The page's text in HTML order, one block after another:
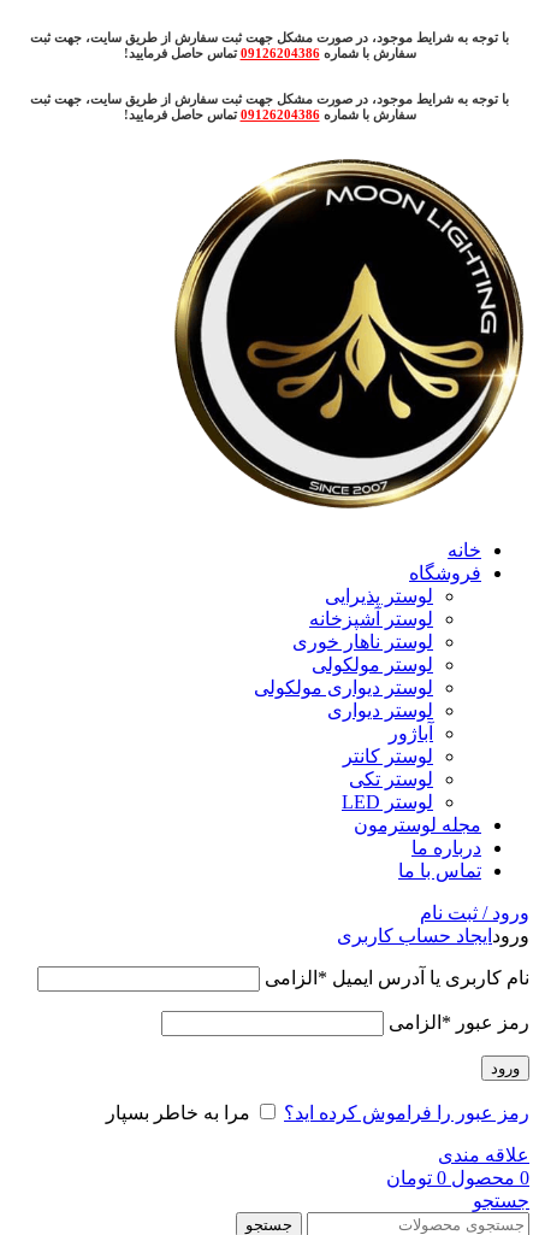
با توجه به شرایط موجود، در صورت مشکل جهت ثبت سفارش از طریق سایت، جهت ثبت
سفارش با شماره09126204386 تماس حاصل فرمایید!
با توجه به شرایط موجود، در صورت مشکل جهت ثبت سفارش از طریق سایت، جهت ثبت
سفارش با شماره09126204386 تماس حاصل فرمایید!
خانه
فروشگاه
لوستر پذیرایی
لوستر آشپزخانه
لوستر ناهار خوری
لوستر مولکولی
لوستر دیواری مولکولی
لوستر دیواری
آباژور
لوستر کانتر
لوستر تکی
لوستر LED
مجله لوسترمون
درباره ما
تماس با ما
ورود / ثبت نام
ورود ایجاد حساب کاربری
نام کاربری یا آدرس ایمیل * الزامی
رمز عبور * الزامی
ورود
رمز عبور را فراموش کرده اید؟ مرا به خاطر بسپار
علاقه مندی
0 محصول 0 تومان
جستجو
جستجو